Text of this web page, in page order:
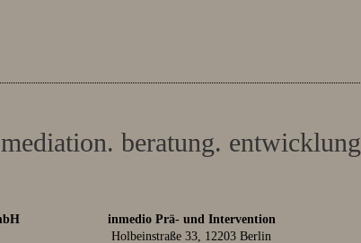
beratung. entwicklung
inmedio Prä- und Intervention
Holbeinstraße 33, 12203 Berlin